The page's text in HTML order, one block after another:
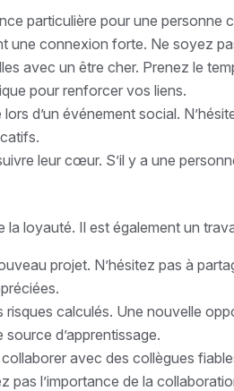
particulière pour une personne
connexion forte. Ne soyez
avec un être cher. Prenez le
pour renforcer vos liens.
d’un événement social.
leur cœur. S’il y a une
loyauté. Il est également un
projet. N’hésitez pas à
calculés. Une nouvelle
d’apprentissage.
avec des collègues
pas l’importance de la